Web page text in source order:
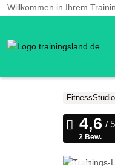
Willkommen in Ihrem
2 Bew.